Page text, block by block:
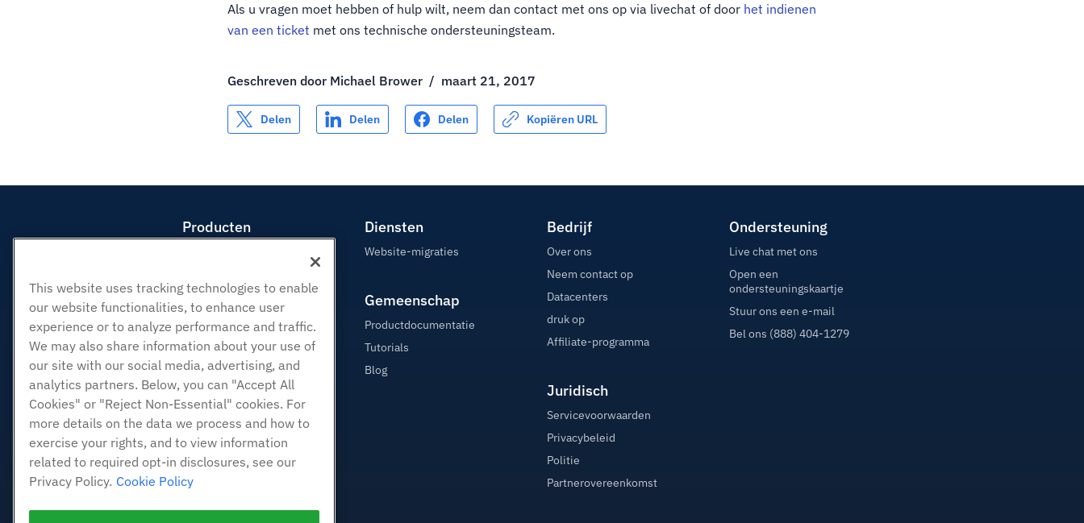
Als u vragen moet hebben of hulp wilt, neem dan contact met ons op via livechat of door het indienen
van een ticket met ons technische ondersteuningsteam.
Geschreven door Michael Brower / maart 21, 2017
Delen Delen Delen Kopiëren URL
Producten
Hosting door wederverkopers
White Label-wederverkoper
Beheerde Linux VPS
Onbemanig Linux VPS
Beheerde ramen VPS
Onbeheerde Windows VPS
Cloud Servers
Load Balancers
Blokkeer opslag
Diensten
Website-migraties
Gemeenschap
Productdocumentatie
Tutorials
Blog
Bedrijf
Over ons
Neem contact op
Datacenters
druk op
Affiliate-programma
Juridisch
Servicevoorwaarden
Privacybeleid
Politie
Partnerovereenkomst
Ondersteuning
Live chat met ons
Open een
ondersteuningskaartje
Stuur ons een e-mail
Bel ons (888) 404-1279
This website uses tracking technologies to enable
our website functionalities, to enhance user
experience or to analyze performance and traffic.
We may also share information about your use of
our site with our social media, advertising, and
analytics partners. Below, you can "Accept All
Cookies" or "Reject Non-Essential" cookies. For
more details on the data we process and how to
exercise your rights, and to view information
related to required opt-in disclosures, see our
Privacy Policy. Cookie Policy